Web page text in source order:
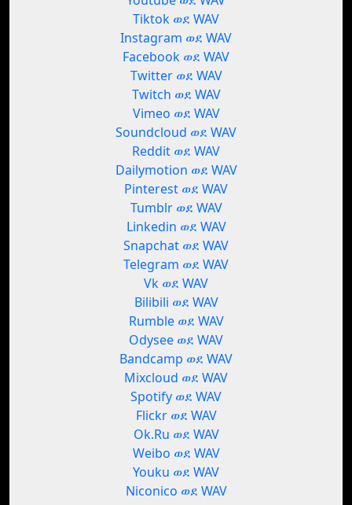
Tiktok ወደ WAV
Instagram ወደ WAV
Facebook ወደ WAV
Twitter ወደ WAV
Twitch ወደ WAV
Vimeo ወደ WAV
Soundcloud ወደ WAV
Reddit ወደ WAV
Dailymotion ወደ WAV
Pinterest ወደ WAV
Tumblr ወደ WAV
Linkedin ወደ WAV
Snapchat ወደ WAV
Telegram ወደ WAV
Vk ወደ WAV
Bilibili ወደ WAV
Rumble ወደ WAV
Odysee ወደ WAV
Bandcamp ወደ WAV
Mixcloud ወደ WAV
Spotify ወደ WAV
Flickr ወደ WAV
Ok.Ru ወደ WAV
Weibo ወደ WAV
Youku ወደ WAV
Niconico ወደ WAV